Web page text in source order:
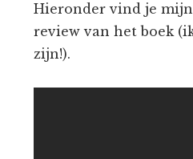
Hieronder vind je
review van het boek
zijn!).